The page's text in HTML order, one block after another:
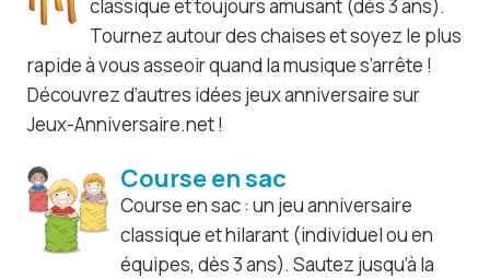
classique et toujours amusant (dès 3 ans).
Tournez autour des chaises et soyez le plus
rapide à vous asseoir quand la musique s’arrête !
Découvrez d’autres idées jeux anniversaire sur
Jeux-Anniversaire.net !
Course en sac
Course en sac : un jeu anniversaire
classique et hilarant (individuel ou en
équipes, dès 3 ans). Sautez jusqu’à la